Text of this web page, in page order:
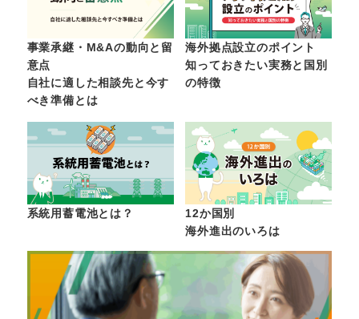
事業承継・M&Aの動向と留
意点
自社に適した相談先と今す
べき準備とは
海外拠点設立のポイント
知っておきたい実務と国別
の特徴
系統用蓄電池とは？
12か国別
海外進出のいろは